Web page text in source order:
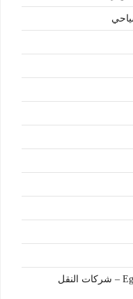
Egypt tourism transportation companies – شركات النقل